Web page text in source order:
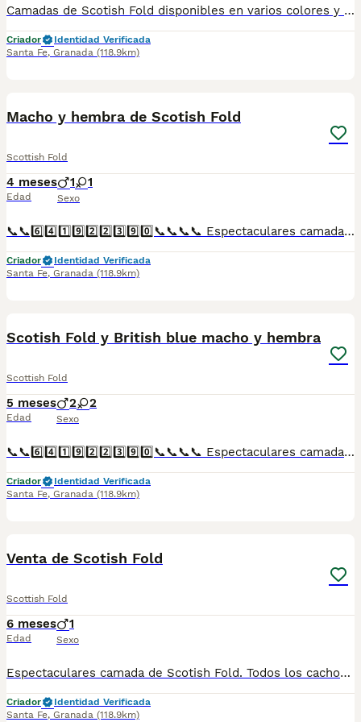
Camadas de Scotish Fold disponibles en varios colores y tonalidades. Machos y hembras. Criadores responsables y familiares. Se entregan a partir de 2 meses de edad y sus vacunas correspondientes, desparasitados. Todos los cachorros son descendientes de las mejores líneas nacionales. Se entregan en toda España con transporte de alta calidad preparado para animales, van en vehículo climatizado con chófer particular a cargo del comprador. Si tienes dudas o consultas sobre la raza, podemos resolver tus dudas por whats app ;) Abogamos por una cría nacional (no en países del este) en un ambiente familiar con personas con vocación en una cría ética y responsable, y que por encima de todo, aman a los animales Teléfono / Whats app: 641 92 23 90
Criador
Identidad Verificada
Santa Fe, Granada (118.9km)
Macho y hembra de Scotish Fold
Scottish Fold
4 meses
Edad
1 1
Sexo
📞📞6️⃣4️⃣1️⃣9️⃣2️⃣2️⃣3️⃣9️⃣0️⃣📞📞📞📞 Espectaculares camadas de perritos de Scotish Fold descendientes de las mejores líneas de sangre. Disponibles tanto hembras como machos. Las camadas están bajo supervisión veterinaria desde su nacimiento hasta que son entregadas a su nueva familia. Criados por un equipo de profesionales y mejores personas que, con más de 20 años de experiencia , cuidan a los animales por vocación, aplicando una cría ética y responsable para que cada cachorro se desarrolle con la mejor salud y con un buen temperamento. Todos los cachorritos se entregan con unos dos meses y medio de edad y sus vacunas correspondientes, desparasitados interna y externamente, con certificado de salud, y garantía tanto por enfermedad vírica como congénito genética. Posibilidad de entregar en toda España mediante transporte propio preparado para animales y con chofer privado. Los precios pueden variar según las características y morfología de cada cachorro. Añádenos al whats app o llámanos, y encantados atenderemos todas tus dudas y consultas. Teléfono / Whats app: 641 92 23 90
Criador
Identidad Verificada
Santa Fe, Granada (118.9km)
Scotish Fold y British blue macho y hembra
Scottish Fold
5 meses
Edad
2 2
Sexo
📞📞6️⃣4️⃣1️⃣9️⃣2️⃣2️⃣3️⃣9️⃣0️⃣📞📞📞📞 Espectaculares camadas de perritos de Scotish Fold y British blue descendientes de las mejores líneas de sangre. Disponibles tanto hembras como machos. Las camadas están bajo supervisión veterinaria desde su nacimiento hasta que son entregadas a su nueva familia. Criados por un equipo de profesionales y mejores personas que, con más de 20 años de experiencia , cuidan a los animales por vocación, aplicando una cría ética y responsable para que cada cachorro se desarrolle con la mejor salud y con un buen temperamento. Todos los cachorritos se entregan con unos dos meses y medio de edad y sus vacunas correspondientes, desparasitados interna y externamente, con certificado de salud, y garantía tanto por enfermedad vírica como congénito genética. Posibilidad de entregar en toda España mediante transporte propio preparado para animales y con chofer privado. Los precios pueden variar según las características y morfología de cada cachorro. Añádenos al whats app o llámanos, y encantados atenderemos todas tus dudas y consultas. Teléfono / Whats app: 641 92 23 90
Criador
Identidad Verificada
Santa Fe, Granada (118.9km)
Venta de Scotish Fold
Scottish Fold
6 meses
Edad
1
Sexo
Espectaculares camada de Scotish Fold. Todos los cachorritos se entregan con unos dos meses y medio de edad y sus vacunas correspondientes, desparasitados interna y externamente, con certificado de salud, y garantía tanto por enfermedad vírica como congénito genética. Posibilidad de entregar en toda España mediante transporte propio preparado para animales y con chofer privado. Los precios pueden variar según las características y morfología de cada cachorro. Añádenos al whats app o llámanos, y encantados atenderemos todas tus dudas y consultas. Teléfono / Whats app: 641 92 23 90
Criador
Identidad Verificada
Santa Fe, Granada (118.9km)